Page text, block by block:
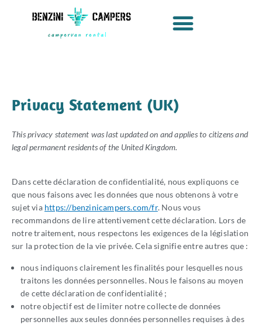
Privacy Statement (UK)
This privacy statement was last updated on and applies to citizens and
legal permanent residents of the United Kingdom.
Dans cette déclaration de confidentialité, nous expliquons ce
que nous faisons avec les données que nous obtenons à votre
sujet via https://benzinicampers.com/fr. Nous vous
recommandons de lire attentivement cette déclaration. Lors de
notre traitement, nous respectons les exigences de la législation
sur la protection de la vie privée. Cela signifie entre autres que :
nous indiquons clairement les finalités pour lesquelles nous
traitons les données personnelles. Nous le faisons au moyen
de cette déclaration de confidentialité ;
notre objectif est de limiter notre collecte de données
personnelles aux seules données personnelles requises à des